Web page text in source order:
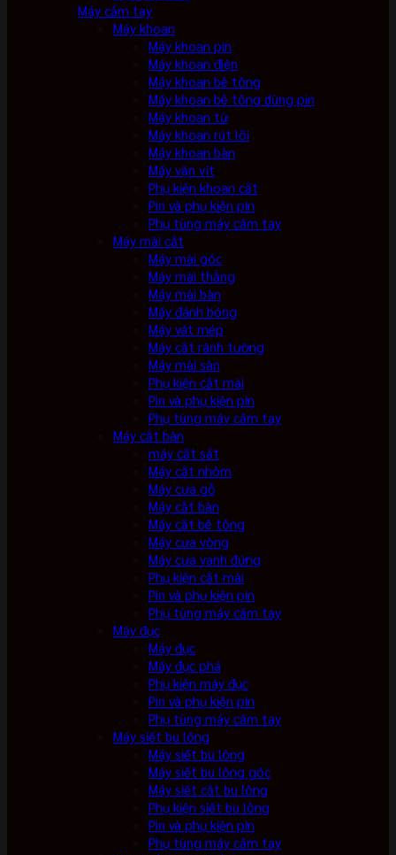
Máy cầm tay
Máy khoan
Máy khoan pin
Máy khoan điện
Máy khoan bê tông
Máy khoan bê tông dùng pin
Máy khoan từ
Máy khoan rút lõi
Máy khoan bàn
Máy vặn vít
Phụ kiện khoan cắt
Pin và phụ kiện pin
Phụ tùng máy cầm tay
Máy mài cắt
Máy mài góc
Máy mài thẳng
Máy mài bàn
Máy đánh bóng
Máy vát mép
Máy cắt rãnh tường
Máy mài sàn
Phụ kiện cắt mài
Pin và phụ kiện pin
Phụ tùng máy cầm tay
Máy cắt bàn
máy cắt sắt
Máy cắt nhôm
Máy cưa gỗ
Máy cắt bàn
Máy cắt bê tông
Máy cưa vòng
Máy cưa vanh đứng
Phụ kiện cắt mài
Pin và phụ kiện pin
Phụ tùng máy cầm tay
Máy đục
Máy đục
Máy đục phá
Phụ kiện máy đục
Pin và phụ kiện pin
Phụ tùng máy cầm tay
Máy siết bu lông
Máy siết bu lông
Máy siết bu lông góc
Máy siết cắt bu lông
Phụ kiện siết bu lông
Pin và phụ kiện pin
Phụ tùng máy cầm tay